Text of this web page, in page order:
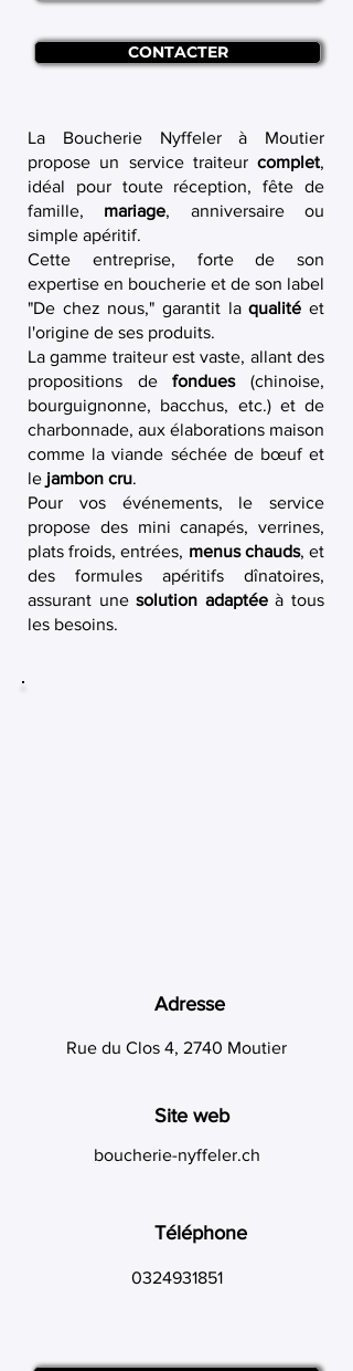
CONTACTER
La Boucherie Nyffeler à Moutier
propose un service traiteur complet,
idéal pour toute réception, fête de
famille, mariage, anniversaire ou
simple apéritif.
Cette entreprise, forte de son
expertise en boucherie et de son label
"De chez nous," garantit laqualité et
l'origine de ses produits.
La gamme traiteur est vaste, allant des
propositions defondues(chinoise,
bourguignonne, bacchus, etc.) et de
charbonnade, aux élaborations maison
comme la viande séchée de bœuf et
le jambon cru.
Pour vos événements, le service
propose des mini canapés, verrines,
plats froids, entrées, menus chauds, et
des formules apéritifs dînatoires,
assurant unesolution adaptéeà tous
les besoins.
Adresse
Rue du Clos 4, 2740 Moutier
Site web
boucherie-nyffeler.ch
Téléphone
0324931851